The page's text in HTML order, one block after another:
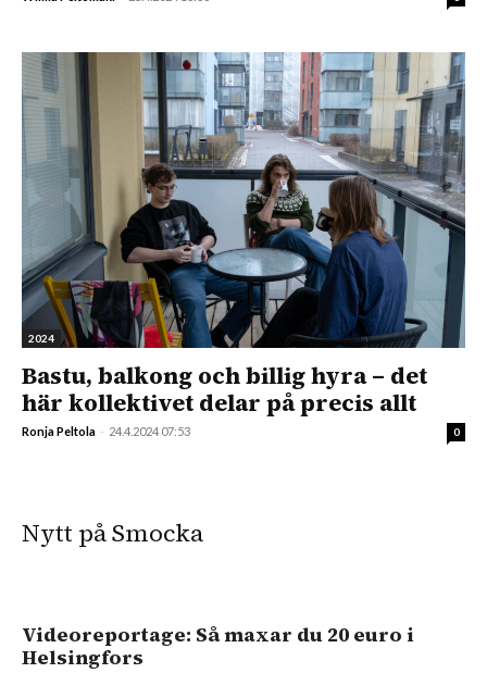
2024
Bastu, balkong och billig hyra – det
här kollektivet delar på precis allt
Ronja Peltola - 24.4.2024 07:53 0
Nytt på Smocka
Videoreportage: Så maxar du 20 euro i
Helsingfors